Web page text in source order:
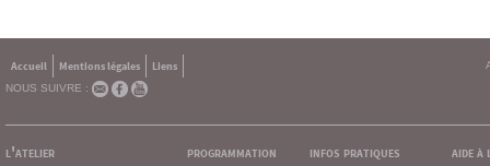
Accueil Mentions légales
Liens
NOUS SUIVRE :
l'atelier programmation infos pratiques aide